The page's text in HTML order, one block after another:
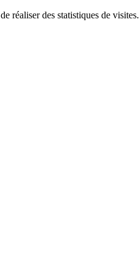
réaliser des statistiques de visites.